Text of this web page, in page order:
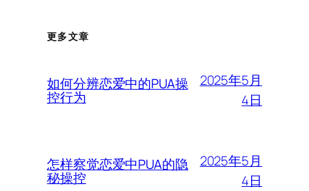
更多文章
如何分辨恋爱中的PUA操
控行为
2025年5月
4日
怎样察觉恋爱中PUA的隐
秘操控
2025年5月
4日